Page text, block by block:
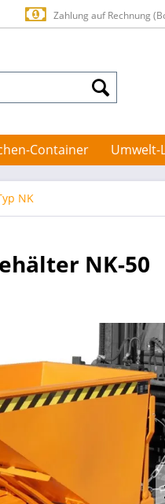
Zahlung auf Rechnung
Container Umwelt-
NK
NK-50